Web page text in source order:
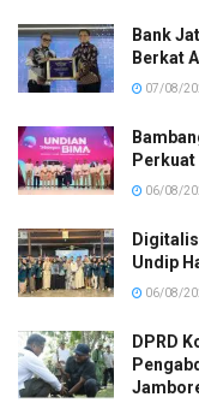
Bank
Berkat
07/08/
Perkuat
06/08/
Undip
06/08/
DPRD